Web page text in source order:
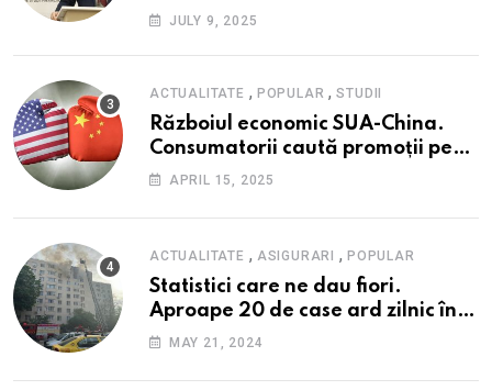
România- Valentin Ionescu,
Financiare (ISF)
JULY 9, 2025
ACTUALITATE , POPULAR ,STUDII
Războiul economic SUA-China.
Consumatorii caută promoții pe
fondul scumpirilor, mai ales la
APRIL 15, 2025
ACTUALITATE , ASIGURARI ,POPULAR
Statistici care ne dau fiori.
Aproape 20 de case ard zilnic în
România, iar pagubele au
nici 40 de lei pe lună
MAY 21, 2024